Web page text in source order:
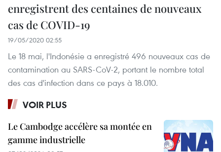
enregistrent des centaines de nouveaux
cas de COVID-19
19/05/2020 02:55
Le 18 mai, l'Indonésie a enregistré 496 nouveaux cas de
contamination au SARS-CoV-2, portant le nombre total
des cas d'infection dans ce pays à 18.010.
VOIR PLUS
Le Cambodge accélère sa montée en
gamme industrielle